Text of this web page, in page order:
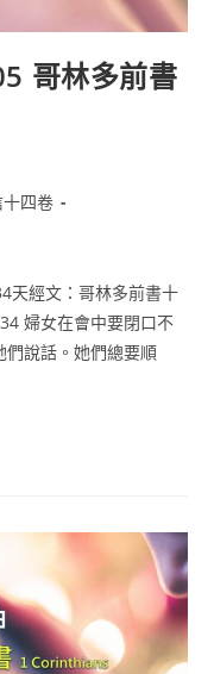
哥林多前書
四卷
天經文：哥林多前書十
婦女在會中要閉口不
們說話。她們總要順